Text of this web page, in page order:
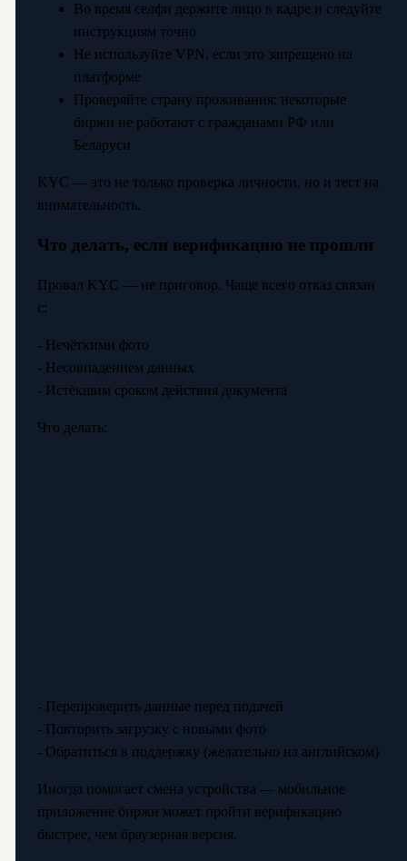
Во время селфи держите лицо в кадре и следуйте
инструкциям точно
Не используйте VPN, если это запрещено на
платформе
Проверяйте страну проживания: некоторые
биржи не работают с гражданами РФ или
Беларуси
KYC — это не только проверка личности, но и тест на
внимательность.
Что делать, если верификацию не прошли
Провал KYC — не приговор. Чаще всего отказ связан
с:
- Нечёткими фото
- Несовпадением данных
- Истёкшим сроком действия документа
Что делать:
- Перепроверить данные перед подачей
- Повторить загрузку с новыми фото
- Обратиться в поддержку (желательно на английском)
Иногда помогает смена устройства — мобильное
приложение биржи может пройти верификацию
быстрее, чем браузерная версия.